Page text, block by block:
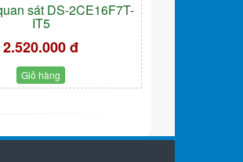
sát DS-2CE16F7T-
IT5
2.520.000 đ
Giỏ hàng